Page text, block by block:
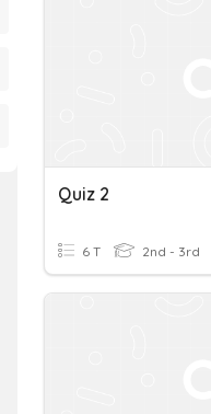
Quiz 2
6 T 2nd - 3rd